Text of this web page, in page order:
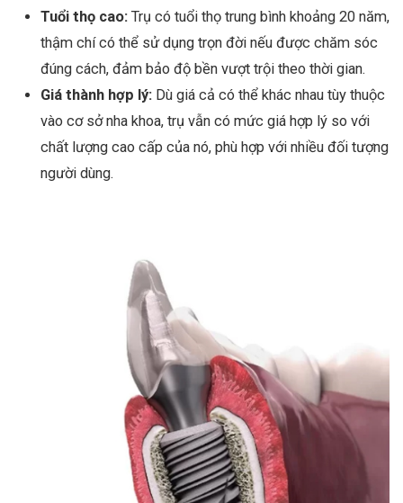
Tuổi thọ cao: Trụ có tuổi thọ trung bình khoảng 20 năm,
thậm chí có thể sử dụng trọn đời nếu được chăm sóc
đúng cách, đảm bảo độ bền vượt trội theo thời gian.
Giá thành hợp lý: Dù giá cả có thể khác nhau tùy thuộc
vào cơ sở nha khoa, trụ vẫn có mức giá hợp lý so với
chất lượng cao cấp của nó, phù hợp với nhiều đối tượng
người dùng.